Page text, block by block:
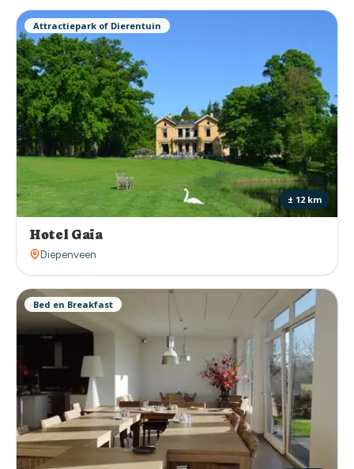
Attractiepark of Dierentuin
± 12 km
Hotel Gaia
Diepenveen
Bed en Breakfast